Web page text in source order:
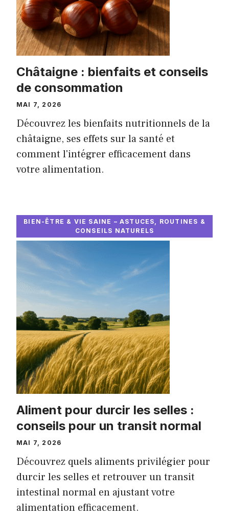
Châtaigne : bienfaits et conseils
de consommation
MAI 7, 2026
Découvrez les bienfaits nutritionnels de la
châtaigne, ses effets sur la santé et
comment l'intégrer efficacement dans
votre alimentation.
BIEN-ÊTRE & VIE SAINE – ASTUCES, ROUTINES &
CONSEILS NATURELS
Aliment pour durcir les selles :
conseils pour un transit normal
MAI 7, 2026
Découvrez quels aliments privilégier pour
durcir les selles et retrouver un transit
intestinal normal en ajustant votre
alimentation efficacement.